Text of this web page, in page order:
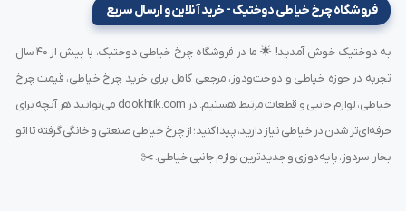
برند: ژانومه (JANOME)
کشور سازنده: تایلند
کاربرد ها: ساده دوزی / گلدوزی / تکه دوزی / زیپ دوزی /
مادگی / ]ساتن دوزی / دکمه دوزی / لبه دوزی
تکنولوژی ماشین: مکانیکی
عرض دوخت: 5 میلی متر
فروشگاه چرخ خیاطی دوختیک - خرید آنلاین و ارسال سریع
به دوختیک خوش آمدید! 🌟 ما در فروشگاه چرخ خیاطی دوختیک، با بیش از ۴۰ سال
تجربه در حوزه خیاطی و دوخت‌ودوز، مرجعی کامل برای خرید چرخ خیاطی، قیمت چرخ
خیاطی، لوازم جانبی و قطعات مرتبط هستیم. در dookhtik.com می‌توانید هر آنچه برای
حرفه‌ای‌تر شدن در خیاطی نیاز دارید، پیدا کنید؛ از چرخ خیاطی صنعتی و خانگی گرفته تا اتو
بخار، سردوز، پایه‌دوزی و جدیدترین لوازم جانبی خیاطی. ✂️